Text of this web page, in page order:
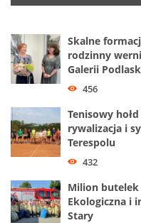
Skalne
rodzinny
Galerii
456
Tenisowy
rywalizacja i
Terespolu
432
Milion butelek
Ekologiczna i
Stary